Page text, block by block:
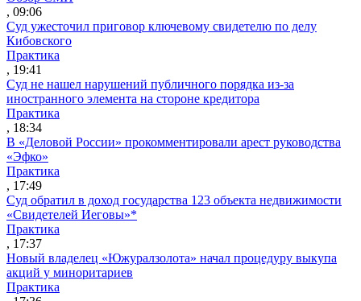
, 09:06
Суд ужесточил приговор ключевому свидетелю по делу
Кибовского
Практика
, 19:41
Суд не нашел нарушений публичного порядка из-за
иностранного элемента на стороне кредитора
Практика
, 18:34
В «Деловой России» прокомментировали арест руководства
«Эфко»
Практика
, 17:49
Суд обратил в доход государства 123 объекта недвижимости
«Свидетелей Иеговы»*
Практика
, 17:37
Новый владелец «Южуралзолота» начал процедуру выкупа
акций у миноритариев
Практика